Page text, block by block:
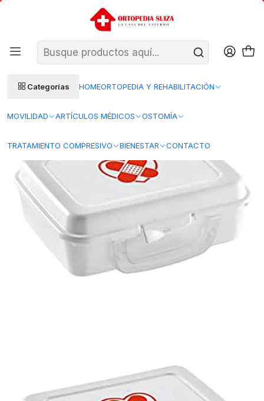
Categorías HOMEORTOPEDIA Y REHABILITACIÓN
MOVILIDAD ARTÍCULOS MÉDICOS OSTOMÍA
TRATAMIENTO COMPRESIVO BIENESTAR CONTACTO
SANTIAGO: ENTREGA AL DÍA HÁBIL SIGUIENTE (L–V)
REGIONES 48–72 HORAS HÁBILES
Insumos Medicos Curacion herida Kit de curacion
Botiquín Blanco